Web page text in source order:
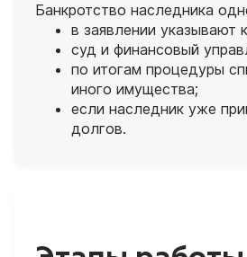
Банкротство наследника
в заявлении указывают
суд и финансовый
по итогам процедуры
иного имущества;
если наследник уже
долгов.